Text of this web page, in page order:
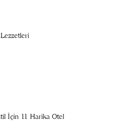
İçin 11 Harika Otel